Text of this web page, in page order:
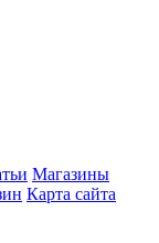
Магазины
Карта сайта